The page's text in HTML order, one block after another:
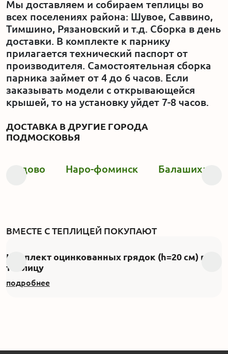
Мы доставляем и собираем теплицы во
всех поселениях района: Шувое, Саввино,
Тимшино, Рязановский и т.д. Сборка в день
доставки. В комплекте к парнику
прилагается технический паспорт от
производителя. Самостоятельная сборка
парника займет от 4 до 6 часов. Если
заказывать модели с открывающейся
крышей, то на установку уйдет 7-8 часов.
ДОСТАВКА В ДРУГИЕ ГОРОДА
ПОДМОСКОВЬЯ
Наро-фоминск Балашиха
ВМЕСТЕ С ТЕПЛИЦЕЙ ПОКУПАЮТ
Комплект оцинкованных грядок (h=20 см) в
теплицу
подробнее